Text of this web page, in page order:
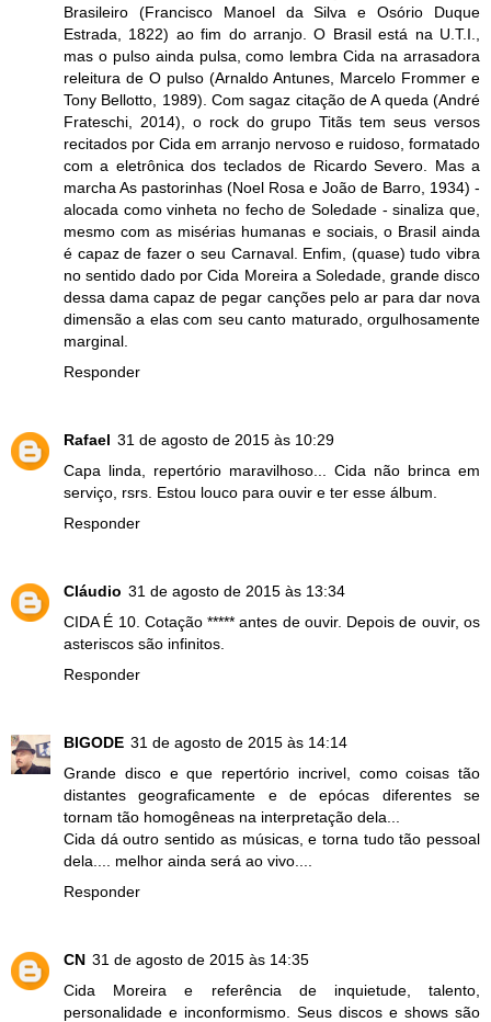
Brasileiro (Francisco Manoel da Silva e Osório Duque
Estrada, 1822) ao fim do arranjo. O Brasil está na U.T.I.,
mas o pulso ainda pulsa, como lembra Cida na arrasadora
releitura de O pulso (Arnaldo Antunes, Marcelo Frommer e
Tony Bellotto, 1989). Com sagaz citação de A queda (André
Frateschi, 2014), o rock do grupo Titãs tem seus versos
recitados por Cida em arranjo nervoso e ruidoso, formatado
com a eletrônica dos teclados de Ricardo Severo. Mas a
marcha As pastorinhas (Noel Rosa e João de Barro, 1934) -
alocada como vinheta no fecho de Soledade - sinaliza que,
mesmo com as misérias humanas e sociais, o Brasil ainda
é capaz de fazer o seu Carnaval. Enfim, (quase) tudo vibra
no sentido dado por Cida Moreira a Soledade, grande disco
dessa dama capaz de pegar canções pelo ar para dar nova
dimensão a elas com seu canto maturado, orgulhosamente
marginal.
Responder
Rafael 31 de agosto de 2015 às 10:29
Capa linda, repertório maravilhoso... Cida não brinca em
serviço, rsrs. Estou louco para ouvir e ter esse álbum.
Responder
Cláudio 31 de agosto de 2015 às 13:34
CIDA É 10. Cotação ***** antes de ouvir. Depois de ouvir, os
asteriscos são infinitos.
Responder
BIGODE 31 de agosto de 2015 às 14:14
Grande disco e que repertório incrivel, como coisas tão
distantes geograficamente e de epócas diferentes se
tornam tão homogêneas na interpretação dela...
Cida dá outro sentido as músicas, e torna tudo tão pessoal
dela.... melhor ainda será ao vivo....
Responder
CN 31 de agosto de 2015 às 14:35
Cida Moreira e referência de inquietude, talento,
personalidade e inconformismo. Seus discos e shows são